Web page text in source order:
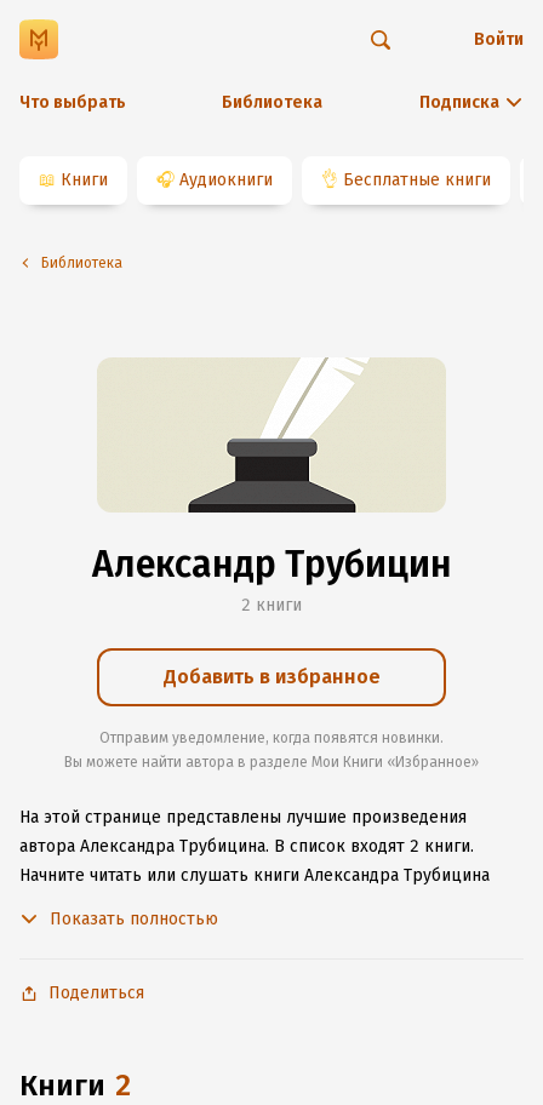
Что выбрать Библиотека Подписка
Войти
📖 Книги 🎧 Аудиокниги 👌 Бесплатные книги
Библиотека
Александр Трубицин
2 книги
Добавить в избранное
Отправим уведомление, когда появятся новинки.
Вы можете найти автора в разделе Мои Книги «Избранное»
На этой странице представлены лучшие произведения
автора Александра Трубицина. В список входят 2 книги.
Начните читать или слушать книги Александра Трубицина
к интернету.
Показать полностью
Поделиться
книги 2